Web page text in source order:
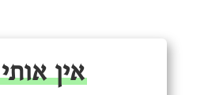
אין אותי